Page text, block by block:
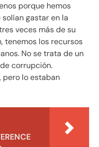
porque hemos
gastar en la
veces más de su
tenemos los recursos
No se trata de un
corrupción.
pero lo estaban